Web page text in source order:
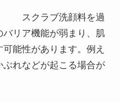
顔料を過
リア機能が弱まり、肌
可能性があります。例え
れなどが起こる場合が